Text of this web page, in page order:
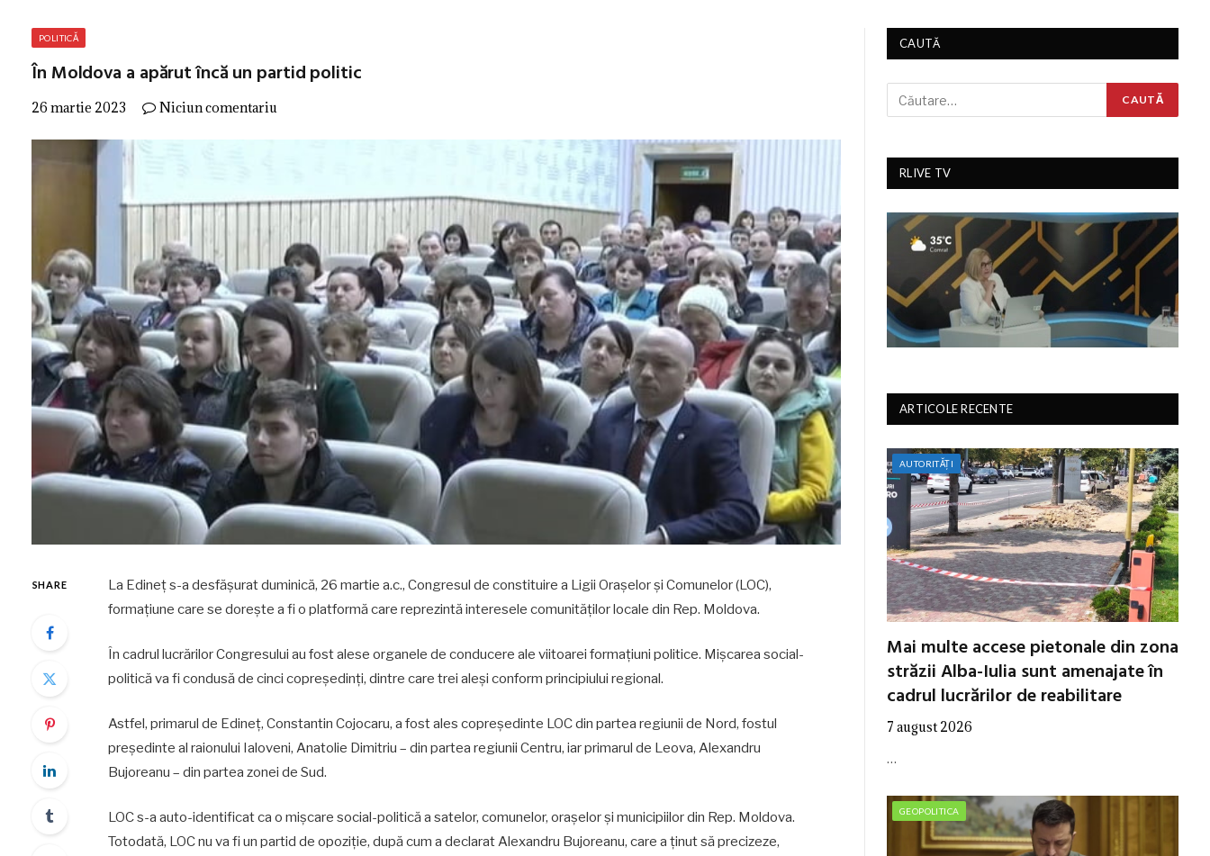
POLITICĂ
În Moldova a apărut încă un partid politic
26 martie 2023 Niciun comentariu
SHARE
La Edineț s-a desfășurat duminică, 26 martie a.c., Congresul de constituire a Ligii Orașelor și Comunelor (LOC),
formațiune care se dorește a fi o platformă care reprezintă interesele comunităților locale din Rep. Moldova.
În cadrul lucrărilor Congresului au fost alese organele de conducere ale viitoarei formațiuni politice. Mișcarea social-
politică va fi condusă de cinci copreședinți, dintre care trei aleși conform principiului regional.
Astfel, primarul de Edineț, Constantin Cojocaru, a fost ales copreședinte LOC din partea regiunii de Nord, fostul
președinte al raionului Ialoveni, Anatolie Dimitriu – din partea regiunii Centru, iar primarul de Leova, Alexandru
Bujoreanu – din partea zonei de Sud.
LOC s-a auto-identificat ca o mișcare social-politică a satelor, comunelor, orașelor și municipiilor din Rep. Moldova.
Totodată, LOC nu va fi un partid de opoziție, după cum a declarat Alexandru Bujoreanu, care a ținut să precizeze,
CAUTĂ
RLIVE TV
ARTICOLE RECENTE
AUTORITĂȚI
Mai multe accese pietonale din zona
străzii Alba-Iulia sunt amenajate în
cadrul lucrărilor de reabilitare
7 august 2026
…
GEOPOLITICA